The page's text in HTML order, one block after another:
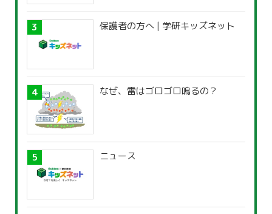
保護者の方へ | 学研キッズネット
なぜ、雷はゴロゴロ鳴るの？
ニュース